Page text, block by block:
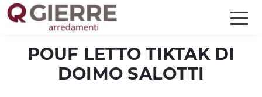
POUF LETTO TIKTAK DI
DOIMO SALOTTI